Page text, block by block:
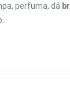
perfuma, dá